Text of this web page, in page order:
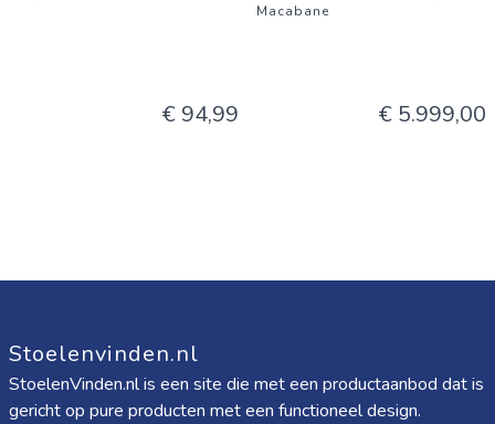
€ 94,99
Macabane
€ 5.999,00
Stoelenvinden.nl
StoelenVinden.nl is een site die met een productaanbod dat is
gericht op pure producten met een functioneel design.